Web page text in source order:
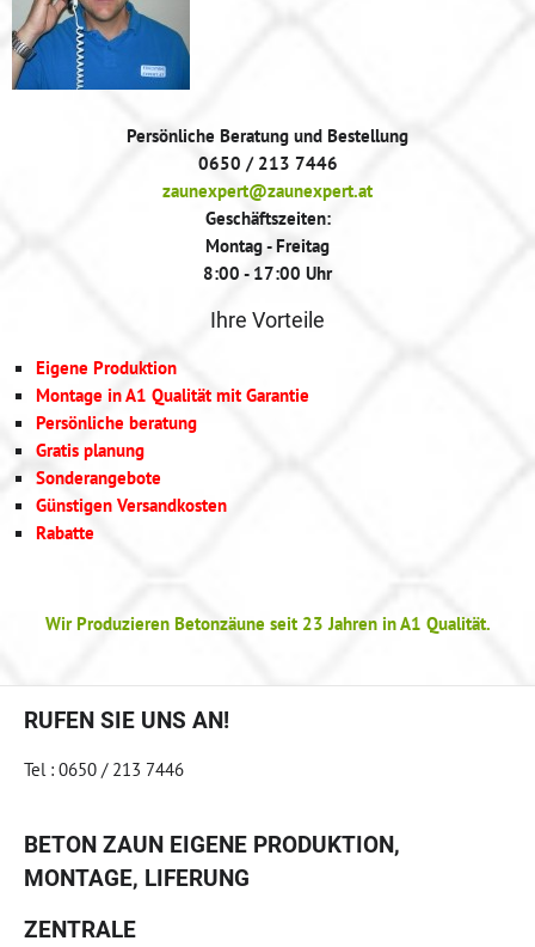
Persönliche Beratung und Bestellung
0650 / 213 7446
zaunexpert@zaunexpert.at
Geschäftszeiten:
Montag - Freitag
8:00 - 17:00 Uhr
Ihre Vorteile
Eigene Produktion
Montage in A1 Qualität mit Garantie
Persönliche beratung
Gratis planung
Sonderangebote
Günstigen Versandkosten
Rabatte
Wir Produzieren Betonzäune seit 23 Jahren in A1 Qualität.
RUFEN SIE UNS AN!
Tel : 0650 / 213 7446
BETON ZAUN EIGENE PRODUKTION,
MONTAGE, LIFERUNG
ZENTRALE